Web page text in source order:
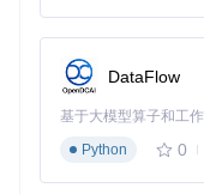
# 最佳实践：设置合理
# 数据库连接配置
DB_CONFIG = {
'host':
'port'
3306
'password':
DataFlow
基于大模型算子和工
Python
0